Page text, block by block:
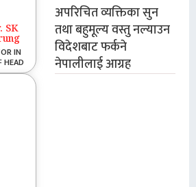
SK
IN
HEAD
अपरिचित व्यक्तिका सुन
तथा बहुमूल्य वस्तु नल्याउन
विदेशबाट फर्कने
नेपालीलाई आग्रह